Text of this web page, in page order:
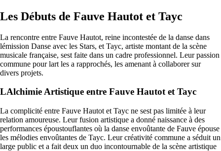
Les Débuts de Fauve Hautot et Tayc
La rencontre entre Fauve Hautot, reine incontestée de la danse dans
lémission Danse avec les Stars, et Tayc, artiste montant de la scène
musicale française, sest faite dans un cadre professionnel. Leur passion
commune pour lart les a rapprochés, les amenant à collaborer sur
divers projets.
LAlchimie Artistique entre Fauve Hautot et Tayc
La complicité entre Fauve Hautot et Tayc ne sest pas limitée à leur
relation amoureuse. Leur fusion artistique a donné naissance à des
performances époustouflantes où la danse envoûtante de Fauve épouse
les mélodies envoûtantes de Tayc. Leur créativité commune a séduit un
large public et a fait deux un duo incontournable de la scène artistique